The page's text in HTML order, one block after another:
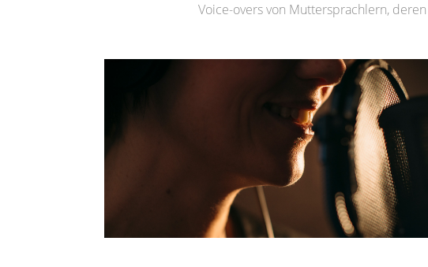
Voice-overs von Muttersprachlern,